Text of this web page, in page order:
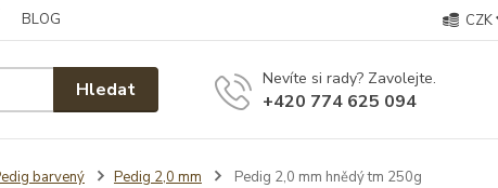
BLOG CZK
Hledat Nevíte si rady? Zavolejte.
+420 774 625 094
barvený Pedig 2,0 mm Pedig 2,0 mm hnědý tm 250g